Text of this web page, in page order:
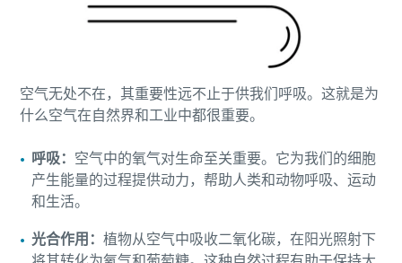
您需要了解的一切关于气力输送流程的信息
空气无处不在，其重要性远不止于供我们呼吸。这就是为
什么空气在自然界和工业中都很重要。
呼吸： 空气中的氧气对生命至关重要。它为我们的细胞
产生能量的过程提供动力，帮助人类和动物呼吸、运动
和生活。
光合作用：植物从空气中吸收二氧化碳，在阳光照射下